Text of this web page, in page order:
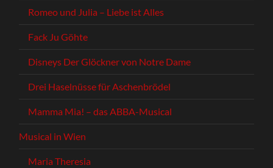
Romeo und Julia – Liebe ist Alles
Fack Ju Göhte
Disneys Der Glöckner von Notre Dame
Drei Haselnüsse für Aschenbrödel
Mamma Mia! – das ABBA-Musical
Musical in Wien
Maria Theresia